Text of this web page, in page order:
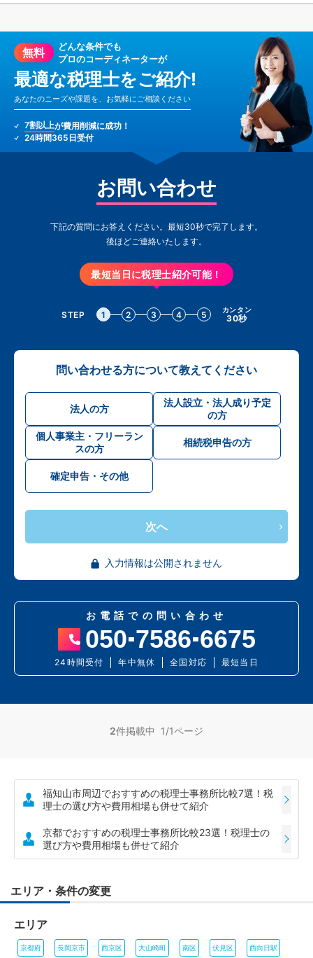
無料
どんな条件でも
プロのコーディネーターが
最適な税理士をご紹介!
あなたのニーズや課題を、お気軽にご相談ください
7割以上が費用削減に成功！
24時間365日受付
お問い合わせ
下記の質問にお答えください。最短30秒で完了します。
後ほどご連絡いたします。
最短当日に税理士紹介可能！
STEP 1 2 3 4 5 カンタン
30秒
問い合わせる方について教えてください
法人の方
法人設立・法人成り予定
の方
個人事業主・フリーラン
スの方
相続税申告の方
確定申告・その他
次へ
入力情報は公開されません
お電話での問い合わせ
050 7586 6675
24時間受付 年中無休 全国対応 最短当日
2件掲載中 1/1ページ
福知山市周辺でおすすめの税理士事務所比較7選！税
理士の選び方や費用相場も併せて紹介
京都でおすすめの税理士事務所比較23選！税理士の
選び方や費用相場も併せて紹介
エリア・条件の変更
エリア
京都府 長岡京市 西京区 大山崎町 南区 伏見区 西向日駅